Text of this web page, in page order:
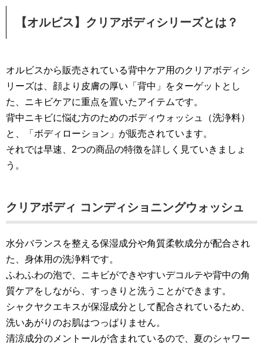
【オルビス】クリアボディシリーズとは？
オルビスから販売されている背中ケア用のクリアボディシ
リーズは、顔より皮膚の厚い「背中」をターゲットとし
た、ニキビケアに重点を置いたアイテムです。
背中ニキビに悩む方のためのボディウォッシュ（洗浄料）
と、「ボディローション」が販売されています。
それでは早速、2つの商品の特徴を詳しく見ていきましょ
う。
クリアボディ コンディショニングウォッシュ
水分バランスを整える保湿成分や角質柔軟成分が配合され
た、身体用の洗浄料です。
ふわふわの泡で、ニキビができやすいデコルテや背中の角
質ケアをしながら、すっきりと洗うことができます。
シャクヤクエキスが保湿成分として配合されているため、
洗いあがりのお肌はつっぱりません。
清涼成分のメントールが含まれているので、夏のシャワー